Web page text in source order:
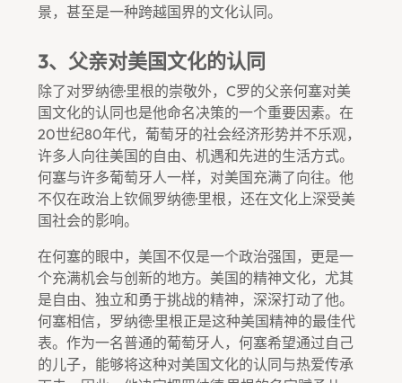
景，甚至是一种跨越国界的文化认同。
3、父亲对美国文化的认同
除了对罗纳德·里根的崇敬外，C罗的父亲何塞对美
国文化的认同也是他命名决策的一个重要因素。在
20世纪80年代，葡萄牙的社会经济形势并不乐观，
许多人向往美国的自由、机遇和先进的生活方式。
何塞与许多葡萄牙人一样，对美国充满了向往。他
不仅在政治上钦佩罗纳德·里根，还在文化上深受美
国社会的影响。
在何塞的眼中，美国不仅是一个政治强国，更是一
个充满机会与创新的地方。美国的精神文化，尤其
是自由、独立和勇于挑战的精神，深深打动了他。
何塞相信，罗纳德·里根正是这种美国精神的最佳代
表。作为一名普通的葡萄牙人，何塞希望通过自己
的儿子，能够将这种对美国文化的认同与热爱传承